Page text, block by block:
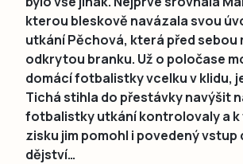
kterou bleskově navázala svou
utkání Pěchová, která před sebou
odkrytou branku. Už o poločase
domácí fotbalistky vcelku v klidu,
Tichá stihla do přestávky navýšit
fotbalistky utkání kontrolovaly a
zisku jim pomohl i povedený vstup
dějství…